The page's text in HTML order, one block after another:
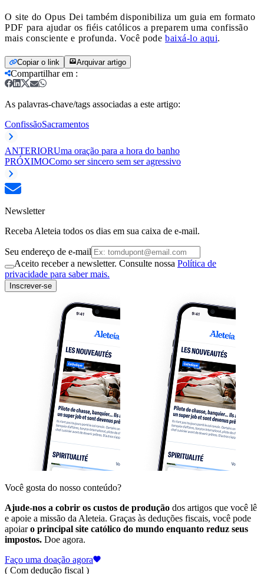
O site do Opus Dei também disponibiliza um guia em formato
PDF para ajudar os fiéis católicos a preparem uma confissão
mais consciente e profunda. Você pode baixá-lo aqui.
Copiar o link Arquivar artigo
Compartilhar em :
As palavras-chave/tags associadas a este artigo:
ConfissãoSacramentos
ANTERIORUma oração para a hora do banho
PRÓXIMOComo ser sincero sem ser agressivo
Newsletter
Receba Aleteia todos os dias em sua caixa de e-mail.
Seu endereço de e-mail
Aceito receber a newsletter. Consulte nossa Política de
privacidade para saber mais.
Inscrever-se
Você gosta do nosso conteúdo?
Ajude-nos a cobrir os custos de produção dos artigos que você lê
e apoie a missão da Aleteia. Graças às deduções fiscais, você pode
apoiaro principal site católico do mundo enquanto reduz seus
impostos. Doe agora.
Faço uma doação agora
( Com dedução fiscal )